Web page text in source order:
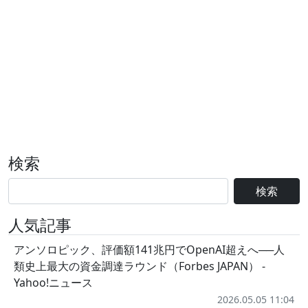
検索
検索
人気記事
アンソロピック、評価額141兆円でOpenAI超えへ──人
類史上最大の資金調達ラウンド（Forbes JAPAN） -
Yahoo!ニュース
2026.05.05 11:04